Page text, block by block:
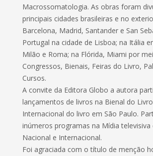
Macrossomatologia. As obras foram
principais cidades brasileiras e no
Barcelona, Madrid, Santander e San
Portugal na cidade de Lisboa; na Itália
Milão e Roma; na Flórida, Miami por
Congressos, Bienais, Feiras do Livro,
Cursos.
A convite da Editora Globo a autora
lançamentos de livros na Bienal do
Internacional do livro em São Paulo.
inúmeros programas na Mídia televisiva
Nacional e Internacional.
Foi agraciada com o título de menção